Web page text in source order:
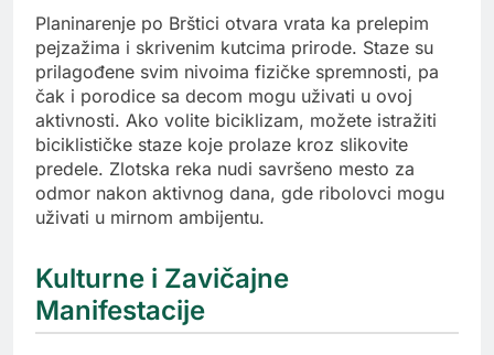
Planinarenje po Brštici otvara vrata ka prelepim
pejzažima i skrivenim kutcima prirode. Staze su
prilagođene svim nivoima fizičke spremnosti, pa
čak i porodice sa decom mogu uživati u ovoj
aktivnosti. Ako volite biciklizam, možete istražiti
biciklističke staze koje prolaze kroz slikovite
predele. Zlotska reka nudi savršeno mesto za
odmor nakon aktivnog dana, gde ribolovci mogu
uživati u mirnom ambijentu.
Kulturne i Zavičajne
Manifestacije